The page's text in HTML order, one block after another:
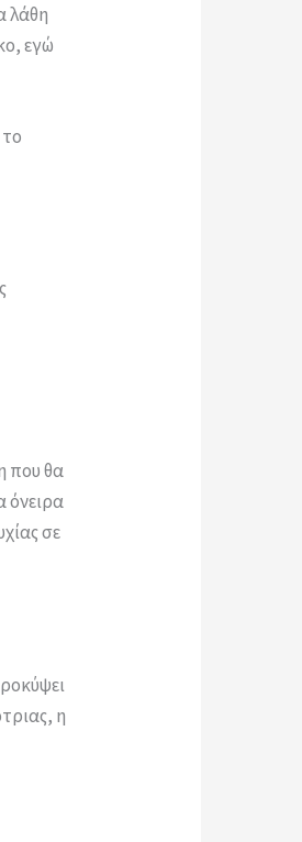
λάθη
εγώ
που θα
όνειρα
σε
η